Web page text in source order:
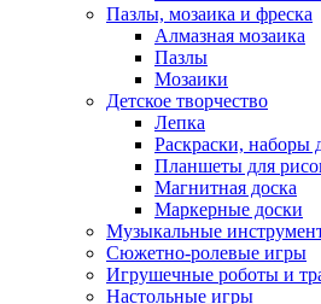
Пазлы, мозаика и фреска
Алмазная мозаика
Пазлы
Мозаики
Детское творчество
Лепка
Раскраски, наборы
Планшеты для
Магнитная доска
Маркерные доски
Музыкальные
Сюжетно-ролевые игры
Игрушечные роботы и
Настольные игры